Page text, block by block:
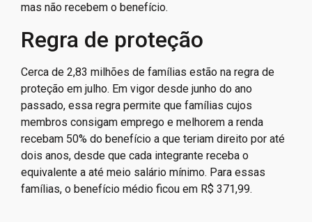
mas não recebem o benefício.
Regra de proteção
Cerca de 2,83 milhões de famílias estão na regra de
proteção em julho. Em vigor desde junho do ano
passado, essa regra permite que famílias cujos
membros consigam emprego e melhorem a renda
recebam 50% do benefício a que teriam direito por até
dois anos, desde que cada integrante receba o
equivalente a até meio salário mínimo. Para essas
famílias, o benefício médio ficou em R$ 371,99.